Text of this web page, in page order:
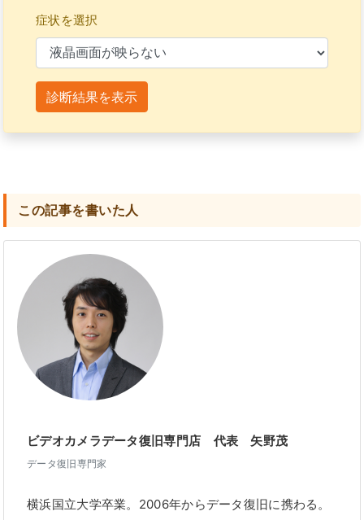
症状を選択
診断結果を表示
この記事を書いた人
ビデオカメラデータ復旧専門店 代表 矢野茂
データ復旧専門家
横浜国立大学卒業。2006年からデータ復旧に携わる。